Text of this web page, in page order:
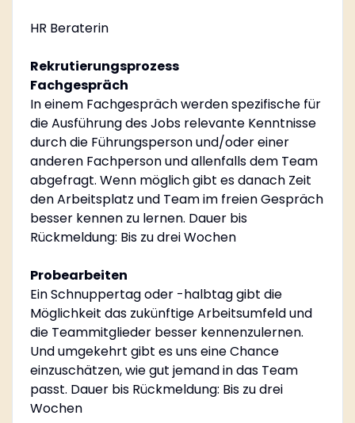
HR Beraterin
Rekrutierungsprozess
Fachgespräch
In einem Fachgespräch werden spezifische für
die Ausführung des Jobs relevante Kenntnisse
durch die Führungsperson und/oder einer
anderen Fachperson und allenfalls dem Team
abgefragt. Wenn möglich gibt es danach Zeit
den Arbeitsplatz und Team im freien Gespräch
besser kennen zu lernen. Dauer bis
Rückmeldung: Bis zu drei Wochen
Probearbeiten
Ein Schnuppertag oder -halbtag gibt die
Möglichkeit das zukünftige Arbeitsumfeld und
die Teammitglieder besser kennenzulernen.
Und umgekehrt gibt es uns eine Chance
einzuschätzen, wie gut jemand in das Team
passt. Dauer bis Rückmeldung: Bis zu drei
Wochen